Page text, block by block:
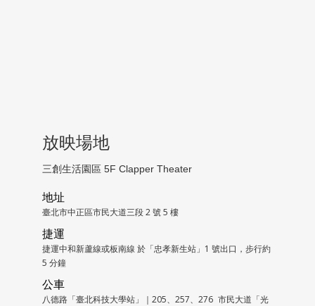
放映場地
三創生活園區 5F Clapper Theater
地址
臺北市中正區市民大道三段 2 號 5 樓
捷運
捷運中和新蘆線或板南線 於「忠孝新生站」1 號出口，步行約
5 分鐘
公車
八德路「臺北科技大學站」｜205、257、276 市民大道「光